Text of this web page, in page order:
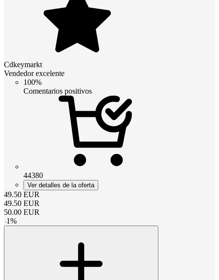
Cdkeymarkt
Vendedor excelente
100%
Comentarios positivos
44380
Ver detalles de la oferta
49.50 EUR
49.50 EUR
50.00 EUR
-1%